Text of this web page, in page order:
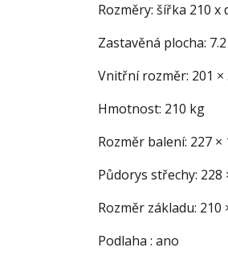
Rozměry: šířka 210 x
Zastavěná plocha: 7.2
Vnitřní rozměr: 201 ×
Hmotnost: 210 kg
Rozměr balení: 227 ×
Půdorys střechy: 228
Rozměr základu: 210
Podlaha : ano